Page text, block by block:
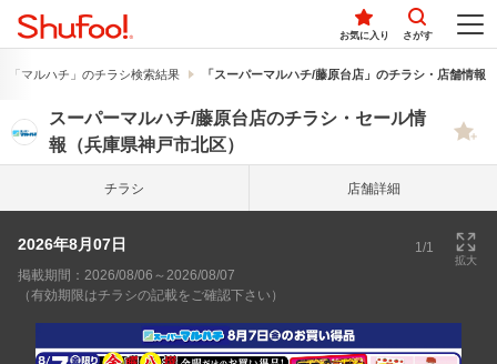
お気に入り さがす
「マルハチ」のチラシ検索結果 「スーパーマルハチ/藤原台店」のチラシ・店舗情報
スーパーマルハチ/藤原台店のチラシ・セール情
報（兵庫県神戸市北区）
チラシ 店舗詳細
2026年8月07日 1/1
拡大
掲載期間：2026/08/06～2026/08/07
（有効期限はチラシの記載をご確認下さい）